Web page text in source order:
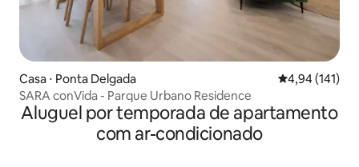
Casa ⋅ Ponta Delgada 4,94 de uma
4,94 (141)
SARA conVida - Parque Urbano Residence
Aluguel por temporada de apartamento
com ar-condicionado